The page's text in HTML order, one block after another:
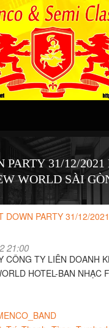
PARTY 31/12/
WORLD SÀI
DOWN PARTY 31/12/
21:00
CÔNG TY LIÊN DOANH
HOTEL-BAN NHẠC